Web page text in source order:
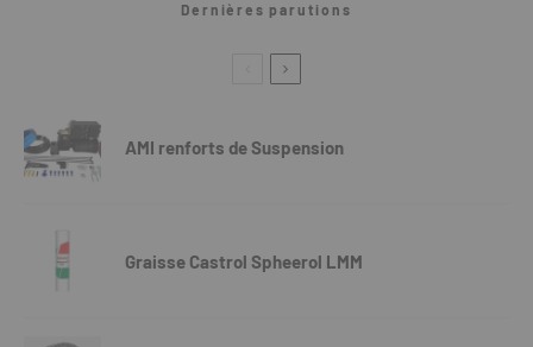
Dernières parutions
AMI renforts de Suspension
Graisse Castrol Spheerol LMM